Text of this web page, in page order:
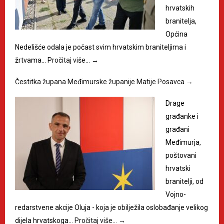
hrvatskih
branitelja,
Općina
Nedelišće odala je počast svim hrvatskim braniteljima i
žrtvama… Pročitaj više… →
Čestitka župana Međimurske županije Matije Posavca →
Drage
građanke i
građani
Međimurja,
poštovani
hrvatski
branitelji, od
Vojno-
redarstvene akcije Oluja - koja je obilježila oslobađanje velikog
dijela hrvatskoga… Pročitaj više… →